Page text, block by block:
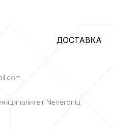
ДОСТАВКА
Neveronių,